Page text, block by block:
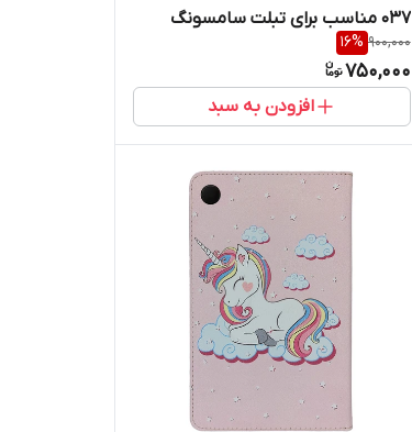
037 مناسب برای تبلت سامسونگ
Galaxy Tab A7 Lite / T225
900,000
16%
750,000
افزودن به سبد